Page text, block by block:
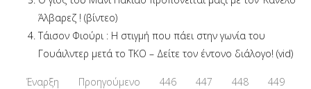
Άλβαρεζ ! (βίντεο)
Τάισον Φιούρι : Η στιγμή που πάει στην γωνία του
Γουάιλντερ μετά το ΤΚΟ – Δείτε τον έντονο διάλογο! (vid)
Έναρξη Προηγούμενο 446 447 448
449